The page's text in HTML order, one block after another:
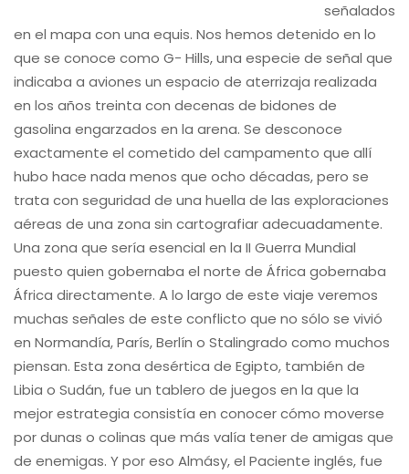
señalados
en el mapa con una equis. Nos hemos detenido en lo
que se conoce como G- Hills, una especie de señal que
indicaba a aviones un espacio de aterrizaja realizada
en los años treinta con decenas de bidones de
gasolina engarzados en la arena. Se desconoce
exactamente el cometido del campamento que allí
hubo hace nada menos que ocho décadas, pero se
trata con seguridad de una huella de las exploraciones
aéreas de una zona sin cartografiar adecuadamente.
Una zona que sería esencial en la II Guerra Mundial
puesto quien gobernaba el norte de África gobernaba
África directamente. A lo largo de este viaje veremos
muchas señales de este conflicto que no sólo se vivió
en Normandía, París, Berlín o Stalingrado como muchos
piensan. Esta zona desértica de Egipto, también de
Libia o Sudán, fue un tablero de juegos en la que la
mejor estrategia consistía en conocer cómo moverse
por dunas o colinas que más valía tener de amigas que
de enemigas. Y por eso Almásy, el Paciente inglés, fue